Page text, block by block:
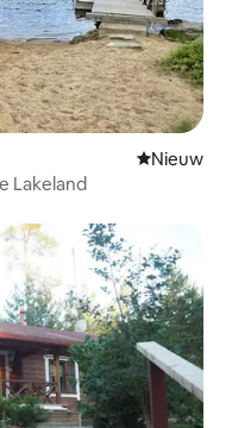
Nieuwe
Nieuw
Lakeland